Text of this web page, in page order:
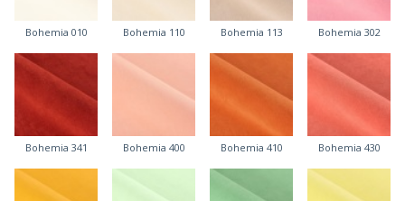
Bohemia 010 Bohemia 110 Bohemia 113 Bohemia 302
Bohemia 341 Bohemia 400 Bohemia 410 Bohemia 430